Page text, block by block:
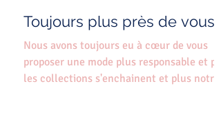
Toujours plus près de vous!
Nous avons toujours eu à cœur de vous
proposer une mode plus responsable et
les collections s'enchainent et plus notre